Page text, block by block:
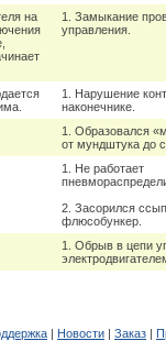
на
1. Замыкание
управления.
1. Нарушение
наконечнике.
1. Образовался
от мундштука до
1. Не работает
2. Засорился
флюсобункер.
1. Обрыв в цепи
| Новости | Заказ |